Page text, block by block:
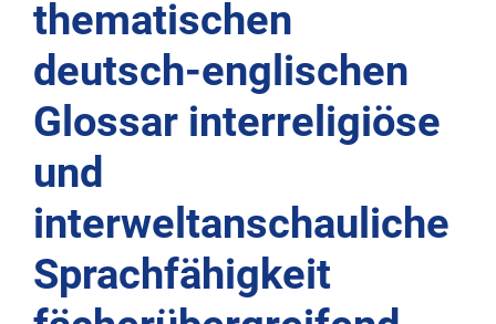
thematischen
deutsch-englischen
Glossar interreligiöse
und
interweltanschauliche
Sprachfähigkeit